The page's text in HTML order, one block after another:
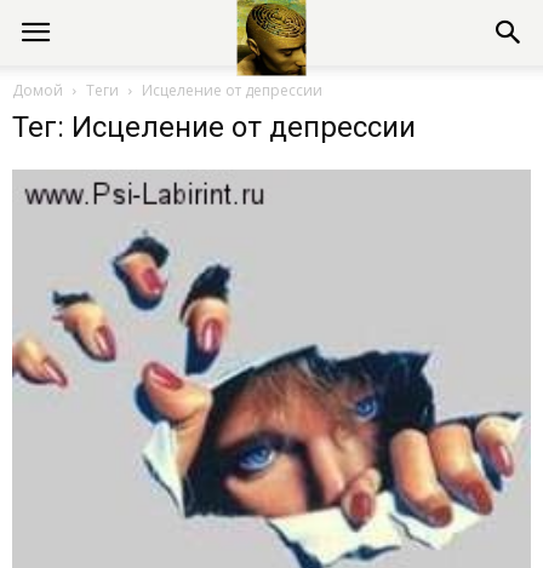
Консультации
психолога
Домой Теги Исцеление от депрессии
Тег: Исцеление от депрессии